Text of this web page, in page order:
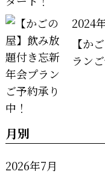
2024
【か
ラン
月別
2026年7月